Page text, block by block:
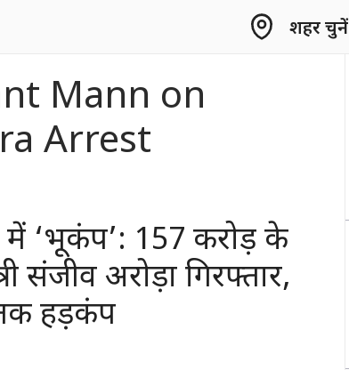
शहर चुनें
Mann on
Arrest
में ‘भूकंप’: 157 करोड़ के
संजीव अरोड़ा गिरफ्तार,
हड़कंप